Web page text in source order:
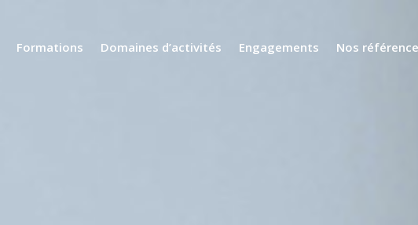
Formations Domaines d’activités Engagements Nos